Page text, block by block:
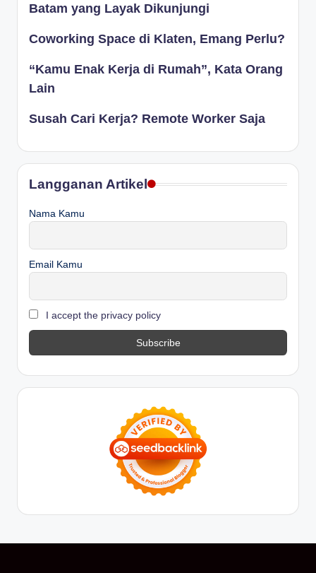
Batam yang Layak Dikunjungi
Coworking Space di Klaten, Emang Perlu?
“Kamu Enak Kerja di Rumah”, Kata Orang
Lain
Susah Cari Kerja? Remote Worker Saja
Langganan Artikel
Nama Kamu
Email Kamu
I accept the privacy policy